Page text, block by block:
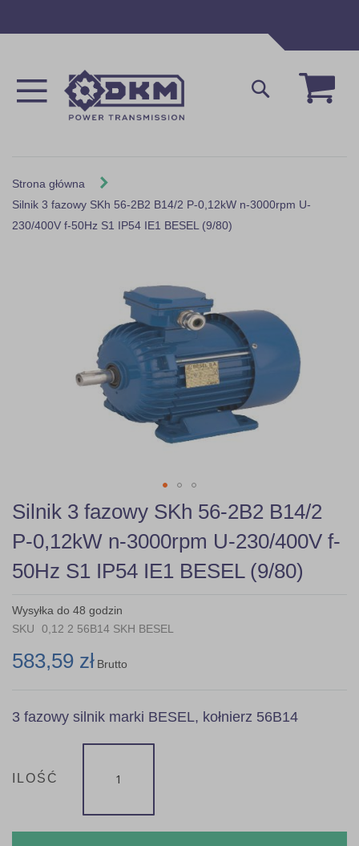
Mój
Szukaj
Strona główna
Silnik 3 fazowy SKh 56-2B2 B14/2 P-0,12kW n-3000rpm U-
230/400V f-50Hz S1 IP54 IE1 BESEL (9/80)
Skip
to
the
beginning
of
the
gallery
Silnik 3 fazowy SKh 56-2B2 B14/2
P-0,12kW n-3000rpm U-230/400V f-
50Hz S1 IP54 IE1 BESEL (9/80)
Wysyłka do 48 godzin
SKU
0,12 2 56B14 SKH BESEL
583,59 zł Brutto
3 fazowy silnik marki BESEL, kołnierz 56B14
ILOŚĆ